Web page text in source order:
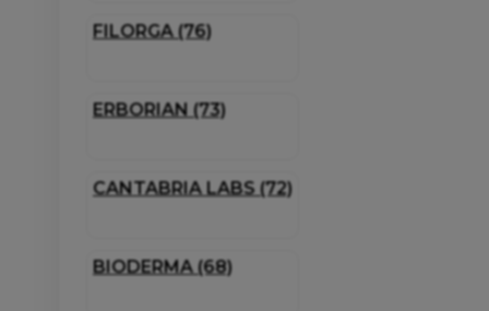
FILORGA (76)
ERBORIAN (73)
CANTABRIA LABS (72)
BIODERMA (68)